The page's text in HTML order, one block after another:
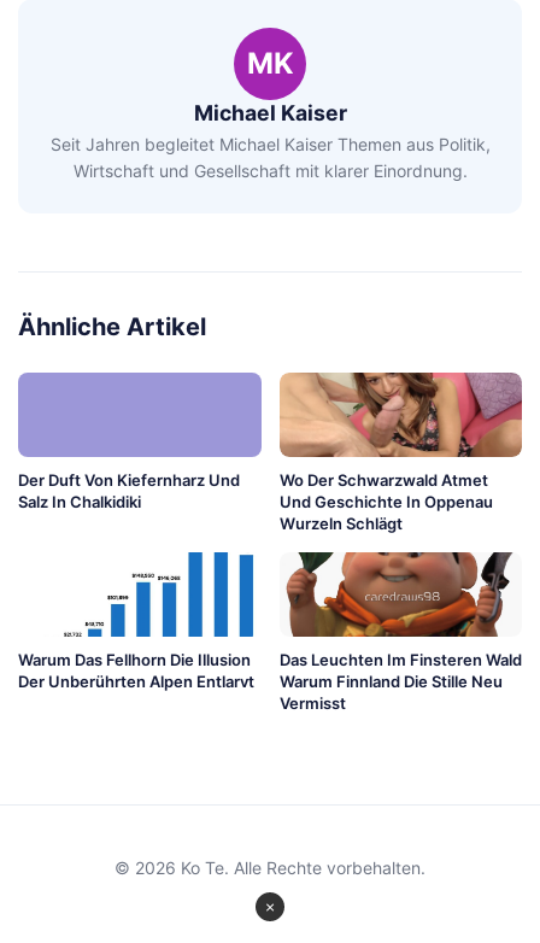
MK
Michael Kaiser
Seit Jahren begleitet Michael Kaiser Themen aus Politik,
Wirtschaft und Gesellschaft mit klarer Einordnung.
Ähnliche Artikel
Der Duft Von Kiefernharz Und
Salz In Chalkidiki
Wo Der Schwarzwald Atmet
Und Geschichte In Oppenau
Wurzeln Schlägt
Warum Das Fellhorn Die Illusion
Der Unberührten Alpen Entlarvt
Das Leuchten Im Finsteren Wald
Warum Finnland Die Stille Neu
Vermisst
×
© 2026 Ko Te. Alle Rechte vorbehalten.